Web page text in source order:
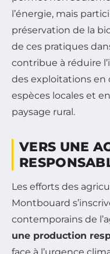
l’énergie, mais
préservation de la
de ces pratiques
contribue à réduire
des exploitations en
espèces locales et
paysage rural.
VERS UNE
Les efforts des
Montbouard
contemporains de
une production
face à l’urgence